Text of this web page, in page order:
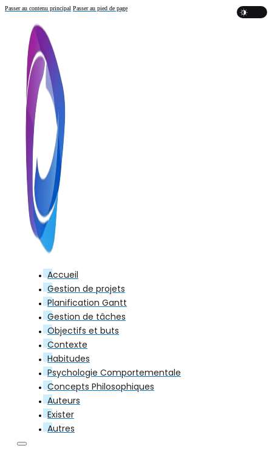
Passer au contenu principal Passer au pied de page
Accueil
Gestion de projets
Planification Gantt
Gestion de tâches
Objectifs et buts
Contexte
Habitudes
Psychologie Comportementale
Concepts Philosophiques
Auteurs
Exister
Autres